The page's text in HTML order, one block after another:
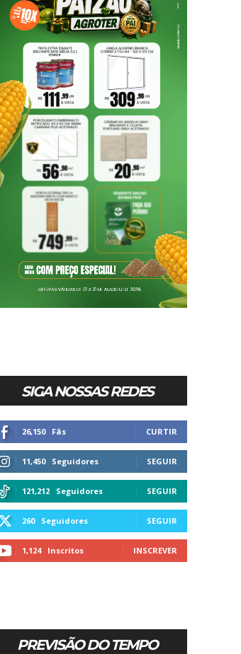
SIGA NOSSAS REDES
26,150 Fãs CURTIR
11,450 Seguidores SEGUIR
121,212 Seguidores SEGUIR
260 Seguidores SEGUIR
1,124 Inscritos INSCREVER
PREVISÃO DO TEMPO